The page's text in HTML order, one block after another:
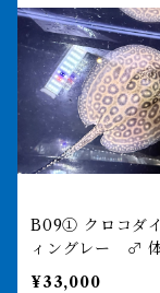
B09① クロコダイルステ
ィングレー ♂ 体盤14㎝
前後
¥33,000